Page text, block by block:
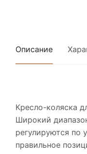
Описание
Кресло-коляска
Широкий
регулируются по
правильное